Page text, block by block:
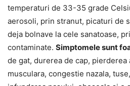
temperaturi de 33-35 grade
aerosoli, prin stranut, picaturi de
deja bolnave la cele sanatoase,
contaminate. Simptomele sunt
de gat, durerea de cap,
musculara, congestie nazala,